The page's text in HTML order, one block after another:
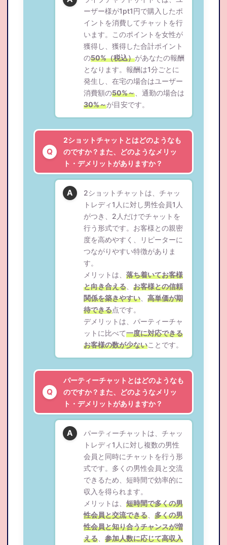
ーザー様が1pt1円で購入したポ
イントを消費してチャットを行
います。このポイントを女性が
獲得し、獲得した合計ポイント
の50%（税込）があなたの報酬
となります。報酬は1分ごとに
発生し、在宅の場合はユーザー
消費額の50%～ 、通勤の場合は
30%～が目安です。
2ショットチャットとはどのようなも
のですか？また、どのようなメリッ
ト・デメリットがありますか？
2ショットチャットは、チャッ
トレディ1人に対し男性会員1人
がつき、2人だけでチャットを
行う形式です。お客様との親密
度を高めやすく、リピーターに
つながりやすい特徴がありま
す。
メリットは、落ち着いてお客様
と向き合える 、お客様との信頼
関係を築きやすい 、高単価が期
待できる点です。
デメリットは、パーティーチャ
ットに比べて一度に対応できる
お客様の数が少ないことです。
パーティーチャットとはどのようなも
のですか？また、どのようなメリッ
ト・デメリットがありますか？
パーティーチャットは、チャッ
トレディ1人に対し複数の男性
会員と同時にチャットを行う形
式です。多くの男性会員と交流
できるため、短時間で効率的に
収入を得られます。
メリットは、短時間で多くの男
性会員と交流できる 、多くの男
性会員と知り合うチャンスが増
える 、参加人数に応じて高収入